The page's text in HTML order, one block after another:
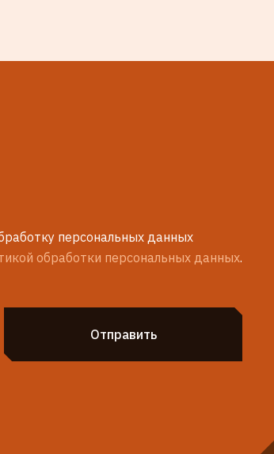
персональных данных
обработки персональных данных.
Отправить